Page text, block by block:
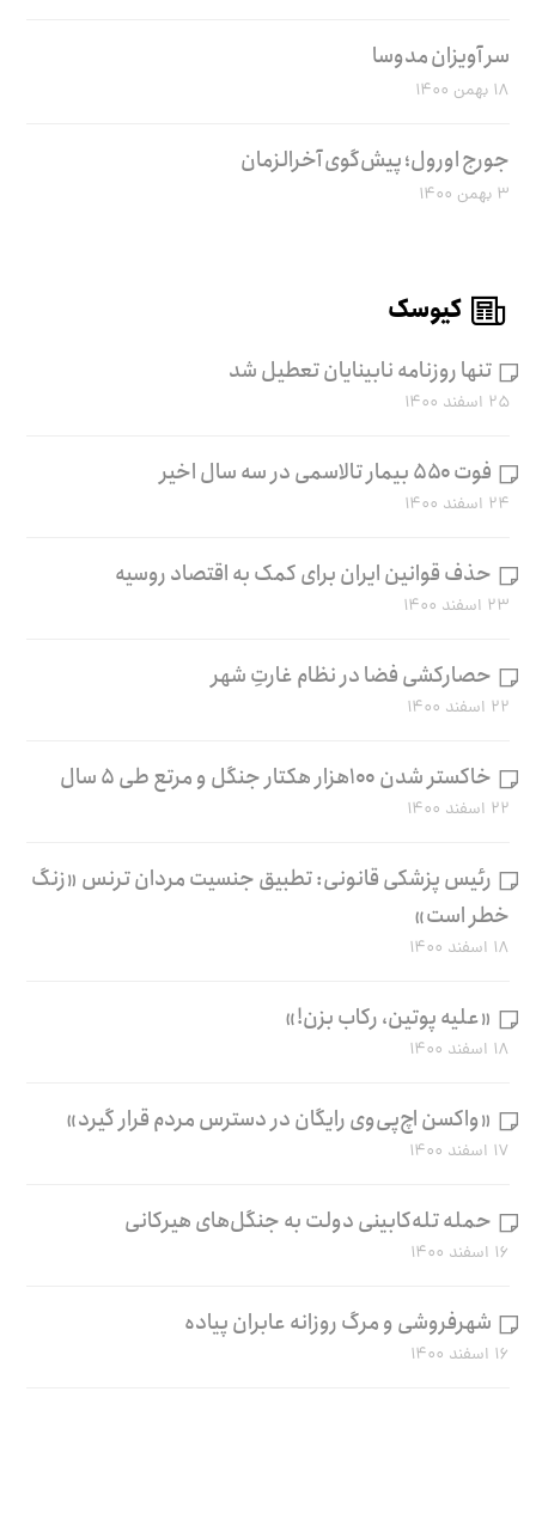
سر آویزان مدوسا
۱۸ بهمن ۱۴۰۰
جورج اورول؛ پیش‌گوی آخرالزمان
۳ بهمن ۱۴۰۰
کیوسک
تنها روزنامه نابینایان تعطیل شد
۲۵ اسفند ۱۴۰۰
فوت ۵۵۰ بیمار تالاسمی در سه سال اخیر
۲۴ اسفند ۱۴۰۰
حذف قوانین ایران برای کمک به اقتصاد روسیه
۲۳ اسفند ۱۴۰۰
حصارکشی فضا در نظام غارتِ شهر
۲۲ اسفند ۱۴۰۰
خاکستر شدن ۱۰۰هزار هکتار جنگل و مرتع طی ۵ سال
۲۲ اسفند ۱۴۰۰
رئیس پزشکی قانونی: تطبیق جنسیت مردان ترنس «زنگ
خطر است»
۱۸ اسفند ۱۴۰۰
«علیه پوتین، رکاب بزن!»
۱۸ اسفند ۱۴۰۰
«واکسن اچ‌پی‌وی رایگان در دسترس مردم قرار گیرد»
۱۷ اسفند ۱۴۰۰
حمله تله‌کابینی دولت به جنگل‌های هیرکانی
۱۶ اسفند ۱۴۰۰
شهرفروشی و مرگ روزانه عابران پیاده
۱۶ اسفند ۱۴۰۰